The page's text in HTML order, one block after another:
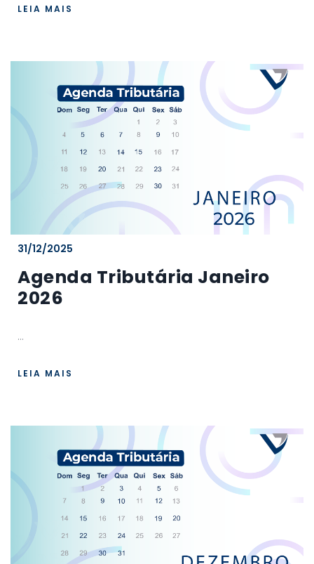
LEIA MAIS
31/12/2025
Agenda Tributária Janeiro
2026
...
LEIA MAIS